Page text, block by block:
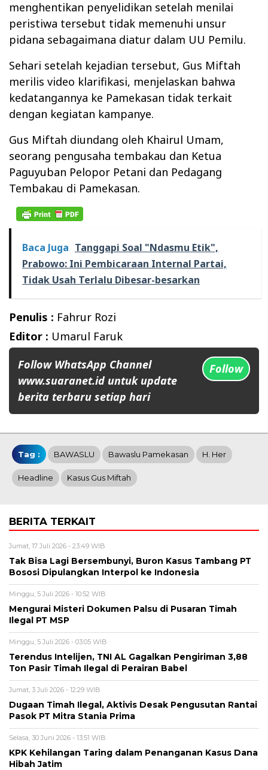
menghentikan penyelidikan setelah menilai
peristiwa tersebut tidak memenuhi unsur
pidana sebagaimana diatur dalam UU Pemilu.
Sehari setelah kejadian tersebut, Gus Miftah
merilis video klarifikasi, menjelaskan bahwa
kedatangannya ke Pamekasan tidak terkait
dengan kegiatan kampanye.
Gus Miftah diundang oleh Khairul Umam,
seorang pengusaha tembakau dan Ketua
Paguyuban Pelopor Petani dan Pedagang
Tembakau di Pamekasan.
Baca Juga Tanggapi Soal "Ndasmu Etik",
Prabowo: Ini Pembicaraan Internal Partai,
Tidak Usah Terlalu Dibesar-besarkan
Penulis : Fahrur Rozi
Editor : Umarul Faruk
Follow WhatsApp Channel
www.suaranet.id untuk update
berita terbaru setiap hari
Follow
Tag : BAWASLU Bawaslu Pamekasan H. Her
Headline Kasus Gus Miftah
BERITA TERKAIT
Jumat, 17 Juli 2026 - 23:49 WIB
Tak Bisa Lagi Bersembunyi, Buron Kasus Tambang PT
Bososi Dipulangkan Interpol ke Indonesia
Minggu, 5 Juli 2026 - 10:52 WIB
Mengurai Misteri Dokumen Palsu di Pusaran Timah
Ilegal PT MSP
Minggu, 5 Juli 2026 - 03:05 WIB
Terendus Intelijen, TNI AL Gagalkan Pengiriman 3,88
Ton Pasir Timah Ilegal di Perairan Babel
Jumat, 3 Juli 2026 - 12:29 WIB
Dugaan Timah Ilegal, Aktivis Desak Pengusutan Rantai
Pasok PT Mitra Stania Prima
Selasa, 30 Juni 2026 - 13:51 WIB
KPK Kehilangan Taring dalam Penanganan Kasus Dana
Hibah Jatim